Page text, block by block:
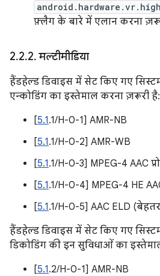
फ़्लैग के बारे में एलान करना
2.2.2.मल्टीमीडिया
हैंडहेल्ड डिवाइस में सेट किए गए
एन्कोडिंग का इस्तेमाल करना ज़रूरी है:
[5.1.1/H-0-1] AMR-NB
[5.1.1/H-0-2] AMR-WB
[5.1.1/H-0-3] MPEG-4 AAC
[5.1.1/H-0-4] MPEG-4 HE
[5.1.1/H-0-5] AAC ELD
हैंडहेल्ड डिवाइस में सेट किए गए
डिकोडिंग की इन सुविधाओं का
[5.1.2/H-0-1] AMR-NB